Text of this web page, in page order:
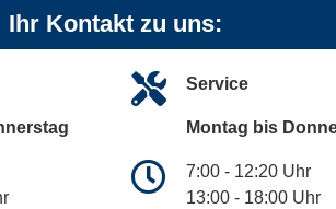
Ihr Kontakt zu uns:
Service
Montag bis
7:00 - 12:20 Uhr
13:00 - 18:00 Uhr